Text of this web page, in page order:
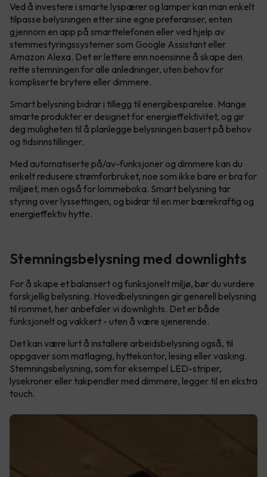
Ved å investere i smarte lyspærer og lamper kan man enkelt
tilpasse belysningen etter sine egne preferanser, enten
gjennom en app på smarttelefonen eller ved hjelp av
stemmestyringssystemer som Google Assistant eller
Amazon Alexa. Det er lettere enn noensinne å skape den
rette stemningen for alle anledninger, uten behov for
kompliserte brytere eller dimmere.
Smart belysning bidrar i tillegg til energibesparelse. Mange
smarte produkter er designet for energieffektivitet, og gir
deg muligheten til å planlegge belysningen basert på behov
og tidsinnstillinger.
Med automatiserte på/av-funksjoner og dimmere kan du
enkelt redusere strømforbruket, noe som ikke bare er bra for
miljøet, men også for lommeboka. Smart belysning tar
styring over lyssettingen, og bidrar til en mer bærekraftig og
energieffektiv hytte.
Stemningsbelysning med downlights
For å skape et balansert og funksjonelt miljø, bør du vurdere
forskjellig belysning. Hovedbelysningen gir generell belysning
til rommet, her anbefaler vi downlights. Det er både
funksjonelt og vakkert - uten å være sjenerende.
Det kan være lurt å installere arbeidsbelysning også, til
oppgaver som matlaging, hyttekontor, lesing eller vasking.
Stemningsbelysning, som for eksempel LED-striper,
lysekroner eller takpendler med dimmere, legger til en ekstra
touch.